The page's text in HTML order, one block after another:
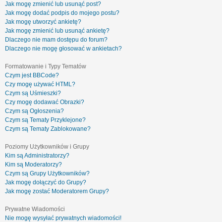
Jak mogę zmienić lub usunąć post?
Jak mogę dodać podpis do mojego postu?
Jak mogę utworzyć ankietę?
Jak mogę zmienić lub usunąć ankietę?
Dlaczego nie mam dostępu do forum?
Dlaczego nie mogę głosować w ankietach?
Formatowanie i Typy Tematów
Czym jest BBCode?
Czy mogę używać HTML?
Czym są Uśmieszki?
Czy mogę dodawać Obrazki?
Czym są Ogłoszenia?
Czym są Tematy Przyklejone?
Czym są Tematy Zablokowane?
Poziomy Użytkowników i Grupy
Kim są Administratorzy?
Kim są Moderatorzy?
Czym są Grupy Użytkowników?
Jak mogę dołączyć do Grupy?
Jak mogę zostać Moderatorem Grupy?
Prywatne Wiadomości
Nie mogę wysyłać prywatnych wiadomości!